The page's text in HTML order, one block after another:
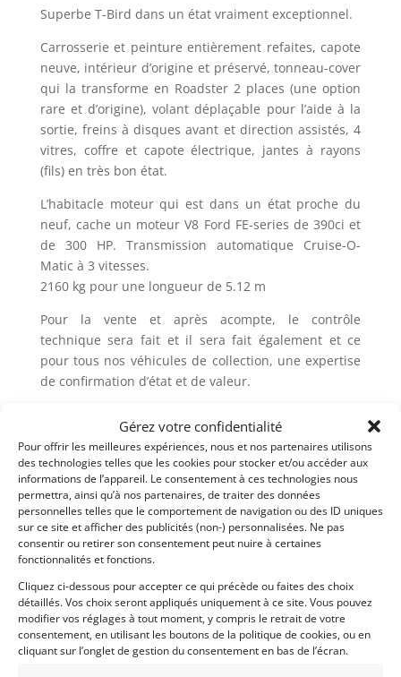
Gérez votre confidentialité
Pour offrir les meilleures expériences, nous et nos partenaires utilisons
des technologies telles que les cookies pour stocker et/ou accéder aux
informations de l’appareil. Le consentement à ces technologies nous
permettra, ainsi qu’à nos partenaires, de traiter des données
personnelles telles que le comportement de navigation ou des ID uniques
sur ce site et afficher des publicités (non-) personnalisées. Ne pas
consentir ou retirer son consentement peut nuire à certaines
fonctionnalités et fonctions.
Cliquez ci-dessous pour accepter ce qui précède ou faites des choix
détaillés. Vos choix seront appliqués uniquement à ce site. Vous pouvez
modifier vos réglages à tout moment, y compris le retrait de votre
consentement, en utilisant les boutons de la politique de cookies, ou en
cliquant sur l’onglet de gestion du consentement en bas de l’écran.
Superbe T-Bird dans un état vraiment exceptionnel.
Carrosserie et peinture entièrement refaites, capote
neuve, intérieur d’origine et préservé, tonneau-cover
qui la transforme en Roadster 2 places (une option
rare et d’origine), volant déplaçable pour l’aide à la
sortie, freins à disques avant et direction assistés, 4
vitres, coffre et capote électrique, jantes à rayons
(fils) en très bon état.
L’habitacle moteur qui est dans un état proche du
neuf, cache un moteur V8 Ford FE-series de 390ci et
de 300 HP. Transmission automatique Cruise-O-
Matic à 3 vitesses.
2160 kg pour une longueur de 5.12 m
Pour la vente et après acompte, le contrôle
technique sera fait et il sera fait également et ce
pour tous nos véhicules de collection, une expertise
de confirmation d’état et de valeur.
par les voitures de collection: 07.83.30.11.14
Demandez une expertise de ce modèle
Partager cette annonce